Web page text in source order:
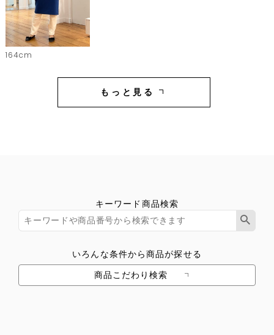
164cm
もっと見る
キーワード商品検索
いろんな条件から商品が探せる
商品こだわり検索